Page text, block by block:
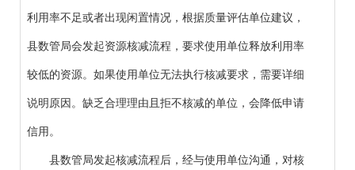
利用率不足或者出现闲置情况，根据质量评估单位建议，
县数管局会发起资源核减流程，要求使用单位释放利用率
较低的资源。如果使用单位无法执行核减要求，需要详细
说明原因。缺乏合理理由且拒不核减的单位，会降低申请
信用。
县数管局发起核减流程后，经与使用单位沟通，对核